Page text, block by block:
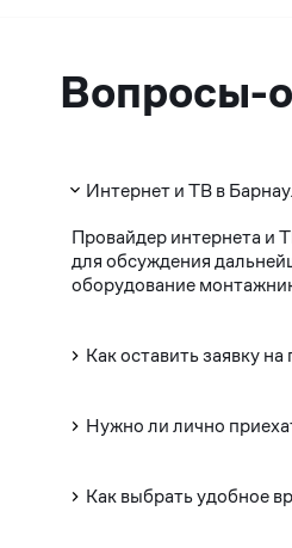
Вопросы-
Интернет и ТВ в
Провайдер интернета и
для обсуждения
оборудование
Как оставить заявку
Нужно ли лично
Как выбрать удобное